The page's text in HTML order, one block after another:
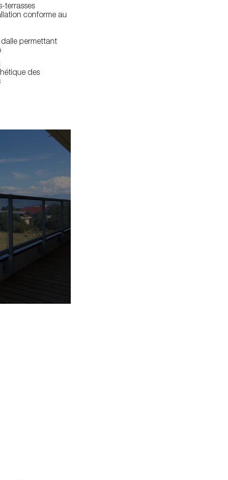
terrasses
conforme au
dalle permettant
des